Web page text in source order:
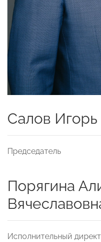
Салов
Председатель
Порягина
Исполнительный